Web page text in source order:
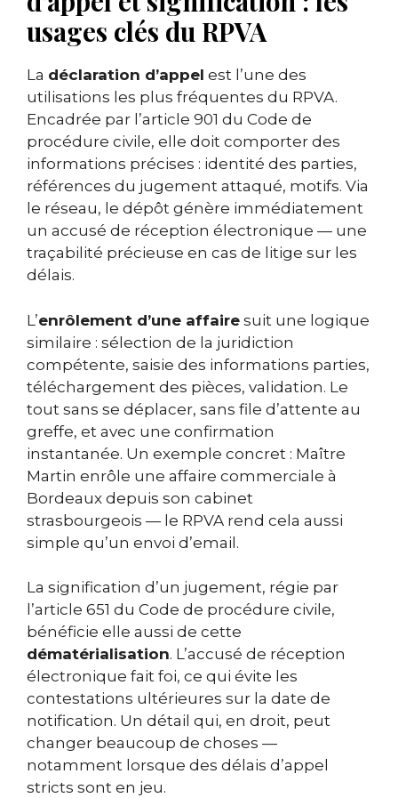
usages clés du RPVA
La déclaration d’appel est l’une des
utilisations les plus fréquentes du RPVA.
Encadrée par l’article 901 du Code de
procédure civile, elle doit comporter des
informations précises : identité des parties,
références du jugement attaqué, motifs. Via
le réseau, le dépôt génère immédiatement
un accusé de réception électronique — une
traçabilité précieuse en cas de litige sur les
délais.
L’enrôlement d’une affaire suit une logique
similaire : sélection de la juridiction
compétente, saisie des informations parties,
téléchargement des pièces, validation. Le
tout sans se déplacer, sans file d’attente au
greffe, et avec une confirmation
instantanée. Un exemple concret : Maître
Martin enrôle une affaire commerciale à
Bordeaux depuis son cabinet
strasbourgeois — le RPVA rend cela aussi
simple qu’un envoi d’email.
La signification d’un jugement, régie par
l’article 651 du Code de procédure civile,
bénéficie elle aussi de cette
dématérialisation. L’accusé de réception
électronique fait foi, ce qui évite les
contestations ultérieures sur la date de
notification. Un détail qui, en droit, peut
changer beaucoup de choses —
notamment lorsque des délais d’appel
stricts sont en jeu.